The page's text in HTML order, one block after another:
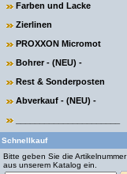
Farben und Lacke
Zierlinen
PROXXON Micromot
Bohrer - (NEU) -
Rest & Sonderposten
Abverkauf - (NEU) -
Schnellkauf
Bitte geben Sie die Artikelnummer
aus unserem Katalog ein.